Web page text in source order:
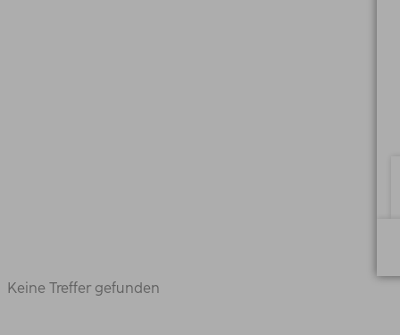
Keine Treffer gefunden